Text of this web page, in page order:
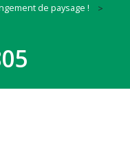
de paysage !